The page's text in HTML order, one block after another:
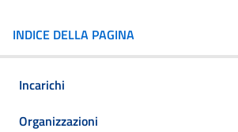
INDICE DELLA PAGINA
Incarichi
Organizzazioni